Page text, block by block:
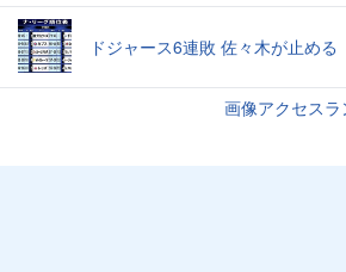
ドジャース6連敗 佐々木が止める
画像アクセス